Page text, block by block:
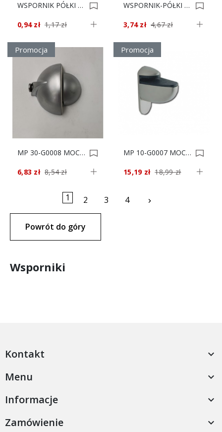
WSPORNIK PÓŁKI WP-3 BRĄZOWY 125x150 0005405
0,94 zł 1,17 zł
WSPORNIK-PÓŁKI TUKAN MINI CHROM EXTRA 0005008
3,74 zł 4,67 zł
Promocja
MP 30-G0008 MOCOWANIE PÓŁKI*** 0004889
6,83 zł 8,54 zł
Promocja
MP 10-G0007 MOCOWANIE PÓŁKI*** 0004888
15,19 zł 18,99 zł
1 2 3 4 keyboard_arrow_right
Powrót do góry
Wsporniki
Kontakt 
Menu 
Informacje 
Zamówienie 